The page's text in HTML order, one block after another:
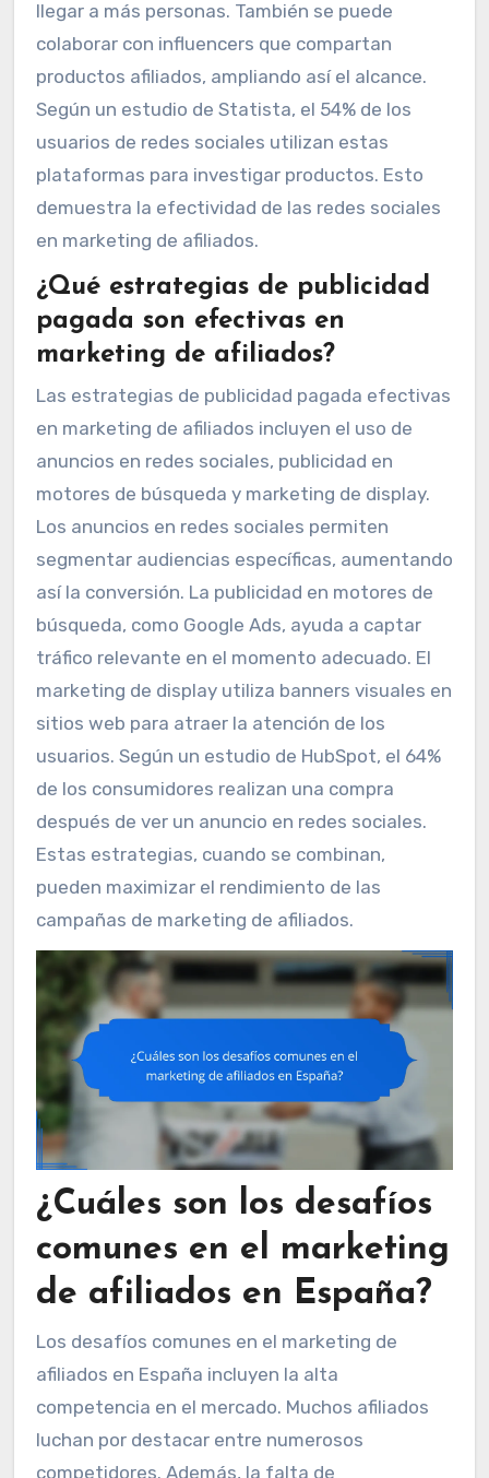
llegar a más personas. También se puede
colaborar con influencers que compartan
productos afiliados, ampliando así el alcance.
Según un estudio de Statista, el 54% de los
usuarios de redes sociales utilizan estas
plataformas para investigar productos. Esto
demuestra la efectividad de las redes sociales
en marketing de afiliados.
¿Qué estrategias de publicidad
pagada son efectivas en
marketing de afiliados?
Las estrategias de publicidad pagada efectivas
en marketing de afiliados incluyen el uso de
anuncios en redes sociales, publicidad en
motores de búsqueda y marketing de display.
Los anuncios en redes sociales permiten
segmentar audiencias específicas, aumentando
así la conversión. La publicidad en motores de
búsqueda, como Google Ads, ayuda a captar
tráfico relevante en el momento adecuado. El
marketing de display utiliza banners visuales en
sitios web para atraer la atención de los
usuarios. Según un estudio de HubSpot, el 64%
de los consumidores realizan una compra
después de ver un anuncio en redes sociales.
Estas estrategias, cuando se combinan,
pueden maximizar el rendimiento de las
campañas de marketing de afiliados.
¿Cuáles son los desafíos
comunes en el marketing
de afiliados en España?
Los desafíos comunes en el marketing de
afiliados en España incluyen la alta
competencia en el mercado. Muchos afiliados
luchan por destacar entre numerosos
competidores. Además, la falta de